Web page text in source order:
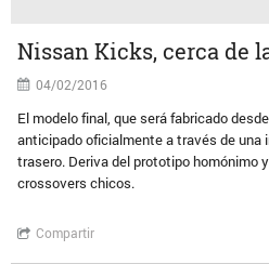
Nissan Kicks, cerca de
04/02/2016
El modelo final, que será fabricado
anticipado oficialmente a través de una
trasero. Deriva del prototipo homónimo
crossovers chicos.
Compartir